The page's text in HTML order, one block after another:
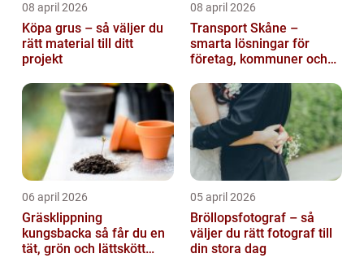
08 april 2026
Köpa grus – så väljer du
rätt material till ditt
projekt
08 april 2026
Transport Skåne –
smarta lösningar för
företag, kommuner och
06 april 2026
Gräsklippning
kungsbacka så får du en
tät, grön och lättskött
05 april 2026
Bröllopsfotograf – så
väljer du rätt fotograf till
din stora dag